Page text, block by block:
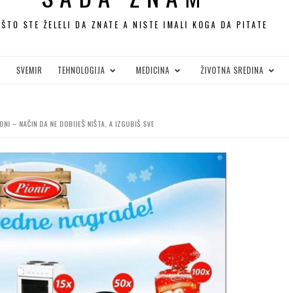
STE ŽELELI DA ZNATE A NISTE IMALI KOGA DA PITATE
SVEMIR TEHNOLOGIJA MEDICINA ŽIVOTNA SREDINA
– NAČIN DA NE DOBIJEŠ NIŠTA, A IZGUBIŠ SVE